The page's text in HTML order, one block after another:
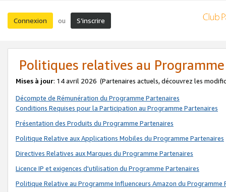
Connexion ou S’inscrire
Politiques relatives au
Mises à jour: 14 avril 2026 (Partenaires actuels, découvrez les
Décompte de Rémunération du Programme Partenaires
Conditions Requises pour la Participation au Programme Partenaires
Présentation des Produits du Programme Partenaires
Politique Relative aux Applications Mobiles du Programme Partenaires
Directives Relatives aux Marques du Programme Partenaires
Licence IP et exigences d'utilisation du Programme Partenaires
Politique Relative au Programme Influenceurs Amazon du Programme